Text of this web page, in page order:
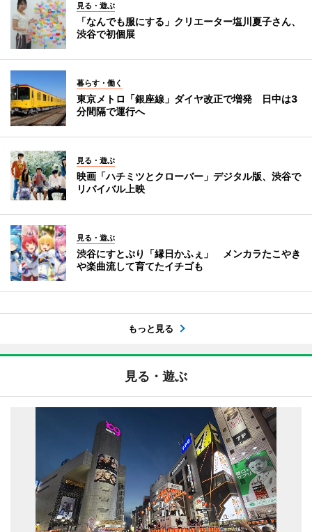
見る・遊ぶ
「なんでも服にする」クリエーター塩川夏子さん、
渋谷で初個展
暮らす・働く
東京メトロ「銀座線」ダイヤ改正で増発 日中は3
分間隔で運行へ
見る・遊ぶ
映画「ハチミツとクローバー」デジタル版、渋谷で
リバイバル上映
見る・遊ぶ
渋谷にすとぷり「縁日かふぇ」 メンカラたこやき
や楽曲流して育てたイチゴも
もっと見る
見る・遊ぶ